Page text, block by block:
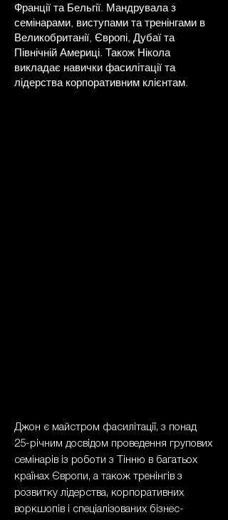
Франції та Бельгії. Мандрувала з
семінарами, виступами та тренінгами в
Великобританії, Європі, Дубаї та
Північній Америці. Також Нікола
викладає навички фасилітації та
лідерства корпоративним клієнтам.
Джон є майстром фасилітації, з понад
25-річним досвідом проведення групових
семінарів із роботи з Тінню в багатьох
країнах Європи, а також тренінгів з
розвитку лідерства, корпоративних
воркшопів і спеціалізованих бізнес-